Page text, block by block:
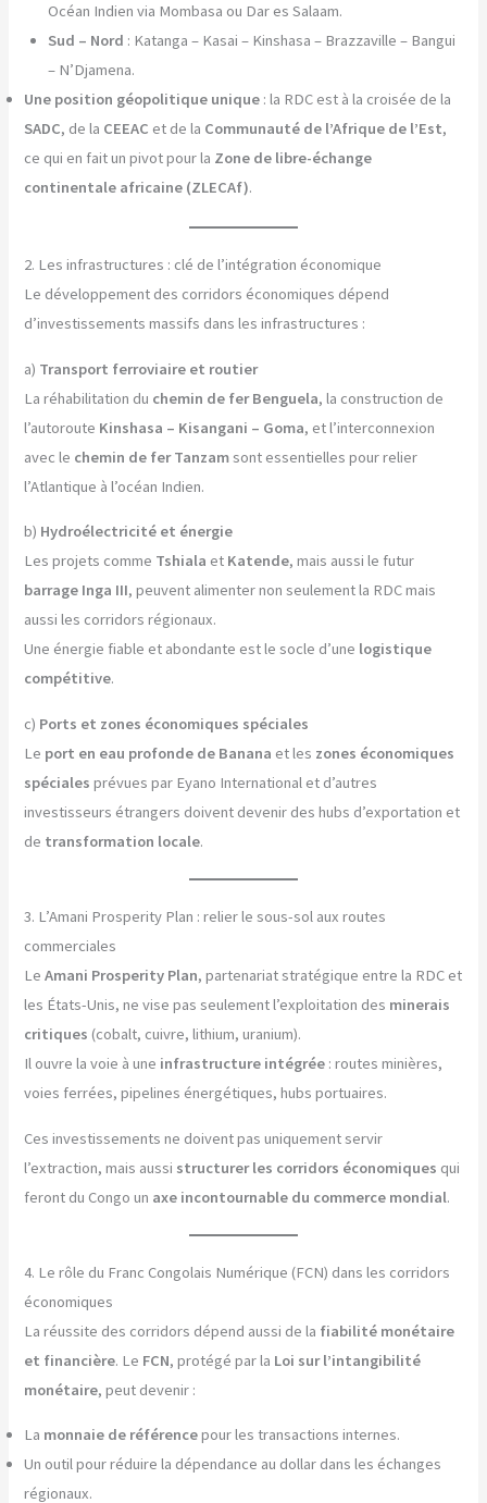
Océan Indien via Mombasa ou Dar es Salaam.
Sud – Nord : Katanga – Kasai – Kinshasa – Brazzaville – Bangui
– N’Djamena.
Une position géopolitique unique : la RDC est à la croisée de la
SADC, de la CEEAC et de la Communauté de l’Afrique de l’Est,
ce qui en fait un pivot pour la Zone de libre-échange
continentale africaine (ZLECAf).
2. Les infrastructures : clé de l’intégration économique
Le développement des corridors économiques dépend
d’investissements massifs dans les infrastructures :
a) Transport ferroviaire et routier
La réhabilitation du chemin de fer Benguela, la construction de
l’autoroute Kinshasa – Kisangani – Goma, et l’interconnexion
avec le chemin de fer Tanzamsont essentielles pour relier
l’Atlantique à l’océan Indien.
b) Hydroélectricité et énergie
Les projets comme Tshiala et Katende, mais aussi le futur
barrage Inga III, peuvent alimenter non seulement la RDC mais
aussi les corridors régionaux.
Une énergie fiable et abondante est le socle d’une logistique
compétitive.
c) Ports et zones économiques spéciales
Le port en eau profonde de Banana et les zones économiques
spéciales prévues par Eyano International et d’autres
investisseurs étrangers doivent devenir des hubs d’exportation et
de transformation locale.
3. L’Amani Prosperity Plan : relier le sous-sol aux routes
commerciales
LeAmani Prosperity Plan, partenariat stratégique entre la RDC et
les États-Unis, ne vise pas seulement l’exploitation des minerais
critiques (cobalt, cuivre, lithium, uranium).
Il ouvre la voie à une infrastructure intégrée : routes minières,
voies ferrées, pipelines énergétiques, hubs portuaires.
Ces investissements ne doivent pas uniquement servir
l’extraction, mais aussi structurer les corridors économiques qui
feront du Congo un axe incontournable du commerce mondial.
4. Le rôle du Franc Congolais Numérique (FCN) dans les corridors
économiques
La réussite des corridors dépend aussi de la fiabilité monétaire
et financière. Le FCN, protégé par la Loi sur l’intangibilité
monétaire, peut devenir :
La monnaie de référencepour les transactions internes.
Un outil pour réduire la dépendance au dollar dans les échanges
régionaux.